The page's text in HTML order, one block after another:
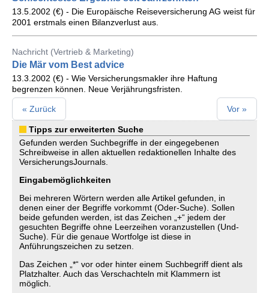
13.5.2002 (€) - Die Europäische Reiseversicherung AG weist für
2001 erstmals einen Bilanzverlust aus.
Nachricht (Vertrieb & Marketing)
Die Mär vom Best advice
13.3.2002 (€) - Wie Versicherungsmakler ihre Haftung
begrenzen können. Neue Verjährungsfristen.
« Zurück Vor »
Tipps zur erweiterten Suche
Gefunden werden Suchbegriffe in der eingegebenen
Schreibweise in allen aktuellen redaktionellen Inhalte des
VersicherungsJournals.
Eingabemöglichkeiten
Bei mehreren Wörtern werden alle Artikel gefunden, in
denen einer der Begriffe vorkommt (Oder-Suche). Sollen
beide gefunden werden, ist das Zeichen „+“ jedem der
gesuchten Begriffe ohne Leerzeihen voranzustellen (Und-
Suche). Für die genaue Wortfolge ist diese in
Anführungszeichen zu setzen.
Das Zeichen „*“ vor oder hinter einem Suchbegriff dient als
Platzhalter. Auch das Verschachteln mit Klammern ist
möglich.